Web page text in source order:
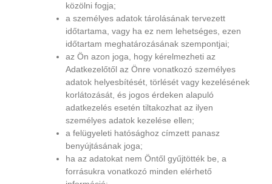
közölni fogja;
a személyes adatok tárolásának tervezett
időtartama, vagy ha ez nem lehetséges, ezen
időtartam meghatározásának szempontjai;
az Ön azon joga, hogy kérelmezheti az
Adatkezelőtől az Önre vonatkozó személyes
adatok helyesbítését, törlését vagy kezelésének
korlátozását, és jogos érdeken alapuló
adatkezelés esetén tiltakozhat az ilyen
személyes adatok kezelése ellen;
a felügyeleti hatósághoz címzett panasz
benyújtásának joga;
ha az adatokat nem Öntől gyűjtötték be, a
forrásukra vonatkozó minden elérhető